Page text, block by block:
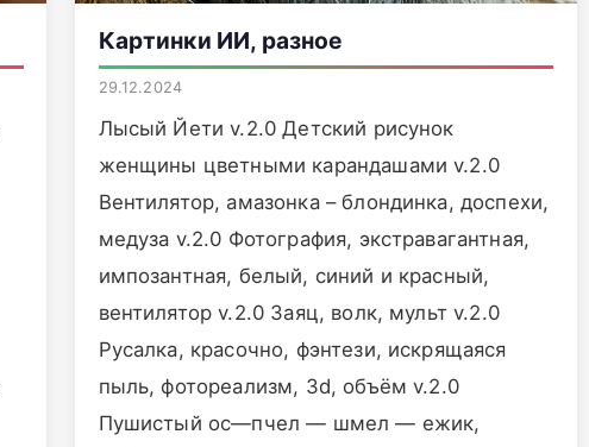
Картинки ИИ, разное
29.12.2024
Лысый Йети v.2.0 Детский рисунок
женщины цветными карандашами v.2.0
Вентилятор, амазонка – блондинка, доспехи,
медуза v.2.0 Фотография, экстравагантная,
импозантная, белый, синий и красный,
вентилятор v.2.0 Заяц, волк, мульт v.2.0
Русалка, красочно, фэнтези, искрящаяся
пыль, фотореализм, 3d, объём v.2.0
Пушистый ос—пчел — шмел — ежик,